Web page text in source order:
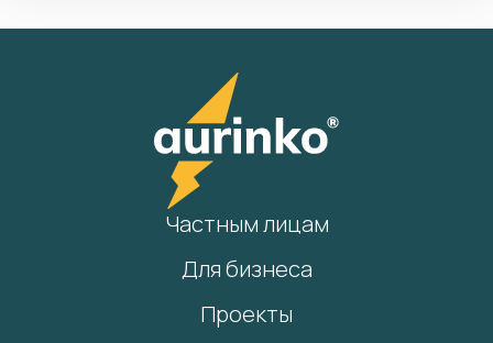
Частным лицам
Для бизнеса
Проекты